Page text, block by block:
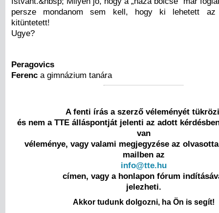
persze mondanom sem kell, hogy ki lehetett az
kitüntetett!
Ugye?
Peragovics
Ferenc a gimnázium tanára
A fenti írás a szerző véleményét
és nem a TTE álláspontját jelenti az adott
van
véleménye, vagy valami megjegyzése az
mailben az
info@tte.hu
címen, vagy a honlapon fórum
jelezheti.
Akkor tudunk dolgozni, ha Ön is segít!